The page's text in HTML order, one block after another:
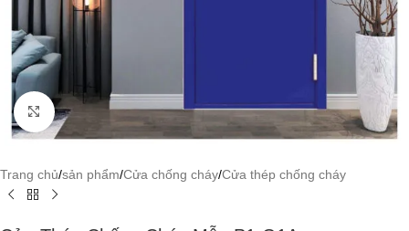
Click to enlarge
Trang chủ/sản phẩm/Cửa chống cháy/Cửa thép chống cháy